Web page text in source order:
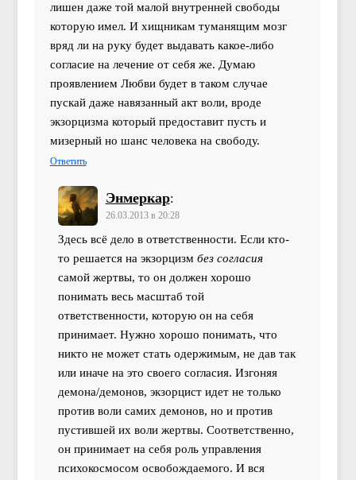
лишен даже той малой внутренней свободы
которую имел. И хищникам туманящим мозг
вряд ли на руку будет выдавать какое-либо
согласие на лечение от себя же. Думаю
проявлением Любви будет в таком случае
пускай даже навязанный акт воли, вроде
экзорцизма который предоставит пусть и
мизерный но шанс человека на свободу.
Ответить
Энмеркар:
26.03.2013 в 20:28
Здесь всё дело в ответственности. Если кто-
то решается на экзорцизм без согласия
самой жертвы, то он должен хорошо
понимать весь масштаб той
ответственности, которую он на себя
принимает. Нужно хорошо понимать, что
никто не может стать одержимым, не дав так
или иначе на это своего согласия. Изгоняя
демона/демонов, экзорцист идет не только
против воли самих демонов, но и против
пустившей их воли жертвы. Соответственно,
он принимает на себя роль управления
психокосмосом освобождаемого. И вся